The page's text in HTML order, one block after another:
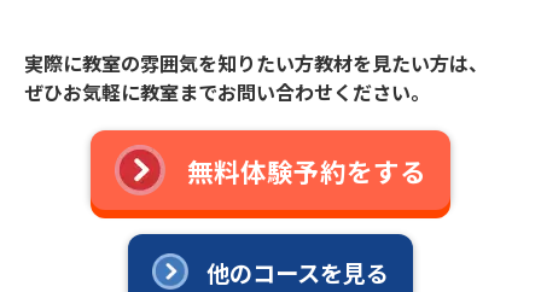
実際に教室の雰囲気を知りたい方教材を見たい方は、
ぜひお気軽に教室までお問い合わせください。
無料体験予約をする
他のコースを見る